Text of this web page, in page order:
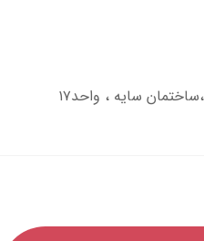
سایه ، واحد۱۷